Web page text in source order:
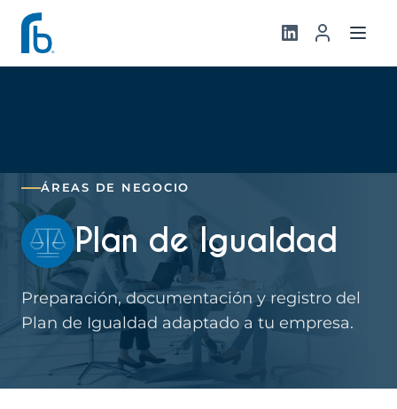
ÁREAS DE NEGOCIO
Plan de Igualdad
Preparación, documentación y registro del
Plan de Igualdad adaptado a tu empresa.